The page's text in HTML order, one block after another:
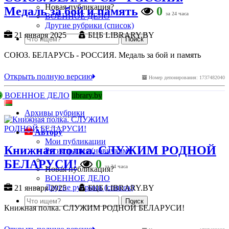
Новая публикация?
ВОЕННОЕ ДЕЛО
Другие рубрики (список)
Медаль за бой и память
0 за 24 часа
21 января 2025 БЦБ LIBRARY.BY
СОЮЗ. БЕЛАРУСЬ - РОССИЯ. Медаль за бой и память
Номер депонирования: 1737482040
Открыть полную версию
ВОЕННОЕ ДЕЛО library.by
Архивы рубрики
Автору
Мои публикации
Регистрация (новичкам)
Новая публикация?
ВОЕННОЕ ДЕЛО
Другие рубрики (список)
Книжная полка. СЛУЖИМ РОДНОЙ
БЕЛАРУСИ!
0 за 24 часа
21 января 2025 БЦБ LIBRARY.BY
Книжная полка. СЛУЖИМ РОДНОЙ БЕЛАРУСИ!